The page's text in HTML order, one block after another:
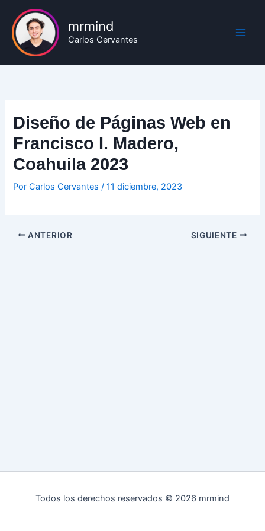
contenido
mrmind
Carlos Cervantes
Diseño de Páginas Web en
Francisco I. Madero,
Coahuila 2023
PorCarlos Cervantes/11 diciembre, 2023
ANTERIOR SIGUIENTE
Todos los derechos reservados © 2026 mrmind